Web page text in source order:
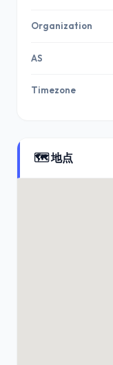
Organization
AS
Timezone
🗺️ 地点